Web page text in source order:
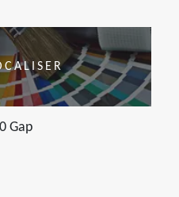
Gap